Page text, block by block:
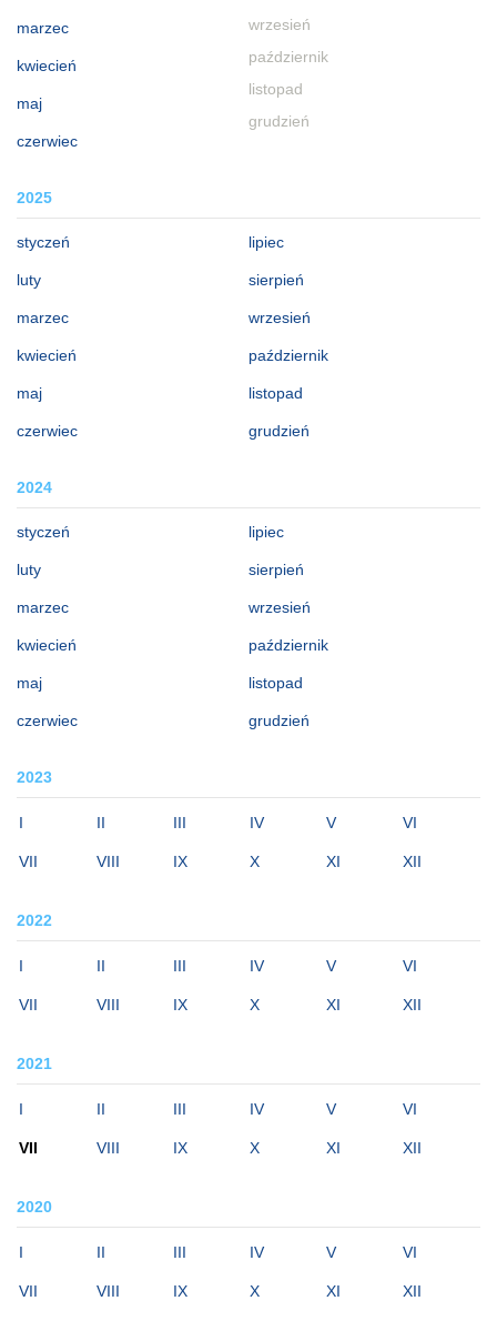
marzec
kwiecień
maj
czerwiec
wrzesień
październik
listopad
grudzień
2025
styczeń
luty
marzec
kwiecień
maj
czerwiec
lipiec
sierpień
wrzesień
październik
listopad
grudzień
2024
styczeń
luty
marzec
kwiecień
maj
czerwiec
lipiec
sierpień
wrzesień
październik
listopad
grudzień
2023
I II III IV V VI
VII VIII IX X XI XII
2022
I II III IV V VI
VII VIII IX X XI XII
2021
I II III IV V VI
VII VIII IX X XI XII
2020
I II III IV V VI
VII VIII IX X XI XII